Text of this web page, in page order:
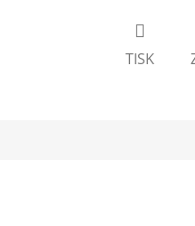
TISK